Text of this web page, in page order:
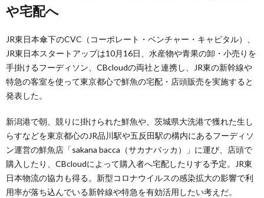
や宅配へ
JR東日本傘下のCVC（コーポレート・ベンチャー・キャピタル）、
JR東日本スタートアップは10月16日、水産物や青果の卸・小売りを
手掛けるフーディソン、CBcloudの両社と連携し、JR東の新幹線や
特急の客室を使って東京都心で鮮魚の宅配・店頭販売を実施すると
発表した。
新潟港で朝、競りに掛けられた鮮魚や、茨城県大洗港で獲れた生し
らすなどを東京都心のJR品川駅や五反田駅の構内にあるフーディソ
ン運営の鮮魚店「sakana bacca（サカナバッカ）」に運び、店頭で
購入したり、CBcloudによって購入者へ宅配したりする予定。JR東
日本物流の協力も得る。新型コロナウイルスの感染拡大の影響で利
用率が落ち込んでいる新幹線や特急を有効活用したい考えだ。